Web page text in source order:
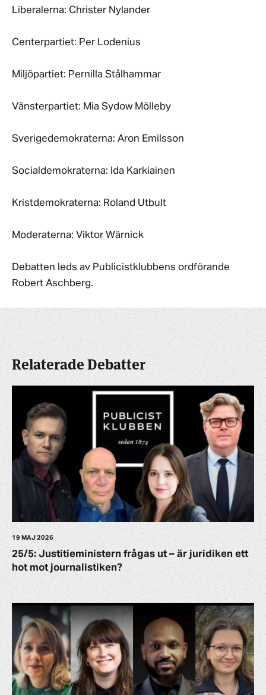
Liberalerna: Christer Nylander
Centerpartiet: Per Lodenius
Miljöpartiet: Pernilla Stålhammar
Vänsterpartiet: Mia Sydow Mölleby
Sverigedemokraterna: Aron Emilsson
Socialdemokraterna: Ida Karkiainen
Kristdemokraterna: Roland Utbult
Moderaterna: Viktor Wärnick
Debatten leds av Publicistklubbens ordförande
Robert Aschberg.
Relaterade Debatter
19 MAJ 2026
25/5: Justitieministern frågas ut – är juridiken ett
hot mot journalistiken?